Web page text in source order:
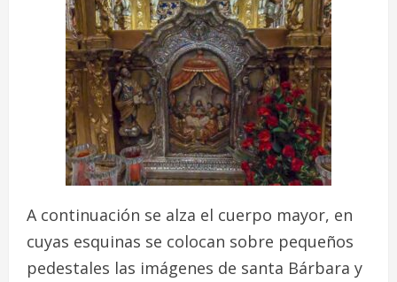
A continuación se alza el cuerpo mayor, en
cuyas esquinas se colocan sobre pequeños
pedestales las imágenes de santa Bárbara y